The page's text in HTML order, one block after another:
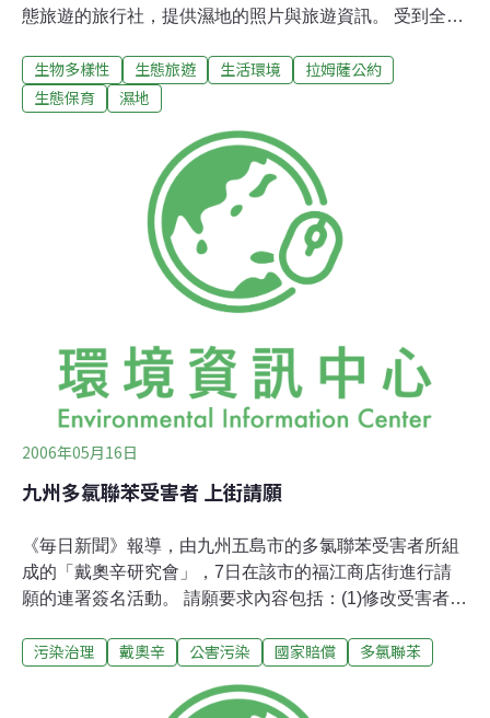
態旅遊的旅行社，提供濕地的照片與旅遊資訊。 受到全日
則由6處增加到12處)的啟發，環境省首次嘗試提供這樣的
服務。 環境省表示，他們除了向旅行社提供的旅遊資訊，
料將會在環境省的網頁上宣傳，環境省也預定針對旅行社
的主要相關負責人員招開研習會。這項業務是由環境省野
生生物課所負責。
生物多樣性 生態旅遊 生活環境
拉姆薩公約
生態保育
濕地
2006年05月16日
九州多氯聯苯受害者 上街請願
《毎日新聞》報導，由九州五島市的多氯聯苯受害者所組
成的「戴奧辛研究會」，7日在該市的福江商店街進行請
願的連署簽名活動。 請願要求內容包括：(1)修改受害者認
追蹤調查；(3)由國家進行治療方式的研發；(4)及早解決追
的救濟對策。 「戴奧辛研究會」的代表宿輪敏子表示，受
污染治理 戴奧辛 公害污染 國家賠償 多氯聯苯